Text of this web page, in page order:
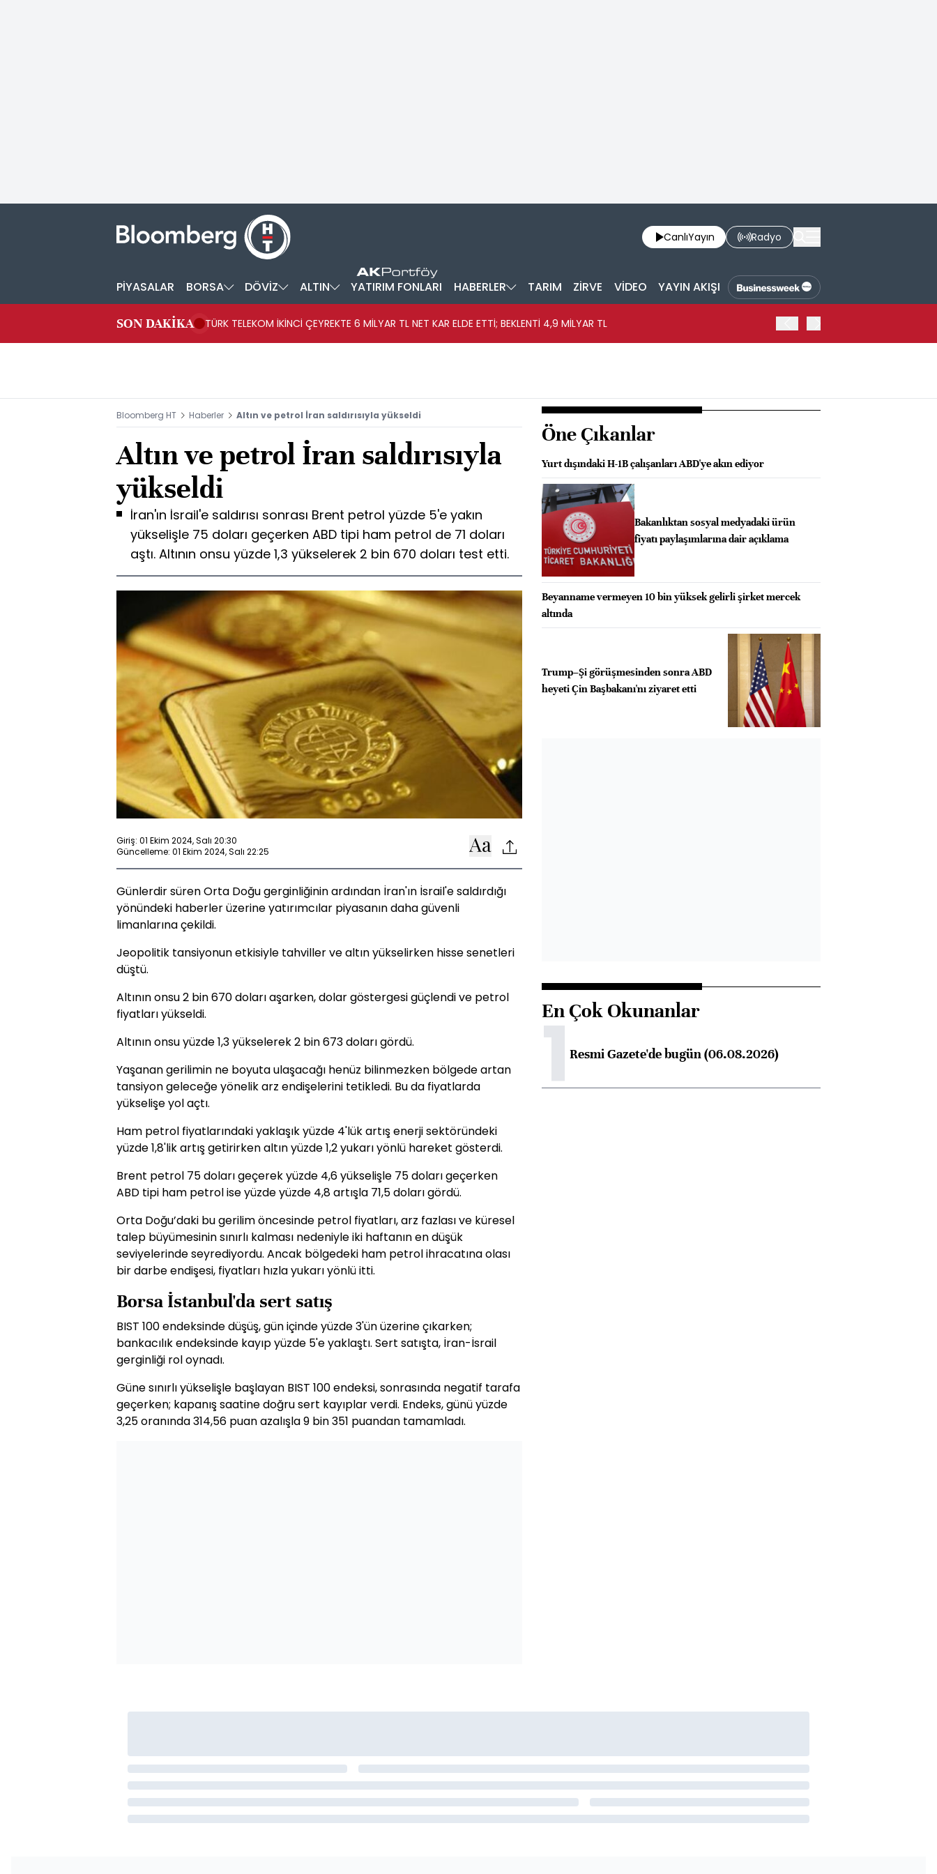
CanlıYayın Radyo
PİYASALAR BORSA DÖVİZ ALTIN YATIRIM FONLARI HABERLER TARIM ZİRVE VİDEO YAYIN AKIŞI
SON DAKİKA TÜRK TELEKOM İKİNCİ ÇEYREKTE 6 MİLYAR TL NET KAR ELDE ETTİ; BEKLENTİ 4,9 MİLYAR TL
Bloomberg HT Haberler Altın ve petrol İran saldırısıyla yükseldi
Altın ve petrol İran saldırısıyla
yükseldi
İran'ın İsrail'e saldırısı sonrası Brent petrol yüzde 5'e yakın
yükselişle 75 doları geçerken ABD tipi ham petrol de 71 doları
aştı. Altının onsu yüzde 1,3 yükselerek 2 bin 670 doları test etti.
Giriş: 01 Ekim 2024, Salı 20:30
Güncelleme: 01 Ekim 2024, Salı 22:25
Günlerdir süren Orta Doğu gerginliğinin ardından İran'ın İsrail'e saldırdığı
yönündeki haberler üzerine yatırımcılar piyasanın daha güvenli
limanlarına çekildi.
Jeopolitik tansiyonun etkisiyle tahviller ve altın yükselirken hisse senetleri
düştü.
Altının onsu 2 bin 670 doları aşarken, dolar göstergesi güçlendi ve petrol
fiyatları yükseldi.
Altının onsu yüzde 1,3 yükselerek 2 bin 673 doları gördü.
Yaşanan gerilimin ne boyuta ulaşacağı henüz bilinmezken bölgede artan
tansiyon geleceğe yönelik arz endişelerini tetikledi. Bu da fiyatlarda
yükselişe yol açtı.
Ham petrol fiyatlarındaki yaklaşık yüzde 4'lük artış enerji sektöründeki
yüzde 1,8'lik artış getirirken altın yüzde 1,2 yukarı yönlü hareket gösterdi.
Brent petrol 75 doları geçerek yüzde 4,6 yükselişle 75 doları geçerken
ABD tipi ham petrol ise yüzde yüzde 4,8 artışla 71,5 doları gördü.
Orta Doğu’daki bu gerilim öncesinde petrol fiyatları, arz fazlası ve küresel
talep büyümesinin sınırlı kalması nedeniyle iki haftanın en düşük
seviyelerinde seyrediyordu. Ancak bölgedeki ham petrol ihracatına olası
bir darbe endişesi, fiyatları hızla yukarı yönlü itti.
Borsa İstanbul'da sert satış
BIST 100 endeksinde düşüş, gün içinde yüzde 3'ün üzerine çıkarken;
bankacılık endeksinde kayıp yüzde 5'e yaklaştı. Sert satışta, İran-İsrail
gerginliği rol oynadı.
Güne sınırlı yükselişle başlayan BIST 100 endeksi, sonrasında negatif tarafa
geçerken; kapanış saatine doğru sert kayıplar verdi. Endeks, günü yüzde
3,25 oranında 314,56 puan azalışla 9 bin 351 puandan tamamladı.
Öne Çıkanlar
Yurt dışındaki H-1B çalışanları ABD'ye akın ediyor
Bakanlıktan sosyal medyadaki ürün
fiyatı paylaşımlarına dair açıklama
Beyanname vermeyen 10 bin yüksek gelirli şirket mercek
altında
Trump–Şi görüşmesinden sonra ABD
heyeti Çin Başbakanı'nı ziyaret etti
En Çok Okunanlar
1Resmi Gazete'de bugün (06.08.2026)